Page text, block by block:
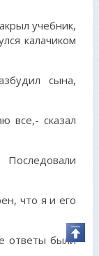
учебник,
калачиком
сына,
все,- сказал
что я и его
ответы были